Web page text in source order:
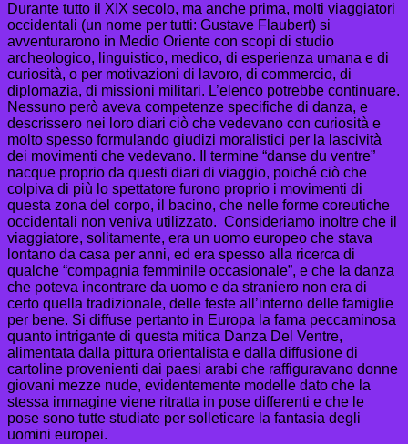
Durante tutto il XIX secolo, ma anche prima, molti viaggiatori
occidentali (un nome per tutti: Gustave Flaubert) si
avventurarono in Medio Oriente con scopi di studio
archeologico, linguistico, medico, di esperienza umana e di
curiosità, o per motivazioni di lavoro, di commercio, di
diplomazia, di missioni militari. L’elenco potrebbe continuare.
Nessuno però aveva competenze specifiche di danza, e
descrissero nei loro diari ciò che vedevano con curiosità e
molto spesso formulando giudizi moralistici per la lascività
dei movimenti che vedevano. Il termine “danse du ventre”
nacque proprio da questi diari di viaggio, poiché ciò che
colpiva di più lo spettatore furono proprio i movimenti di
questa zona del corpo, il bacino, che nelle forme coreutiche
occidentali non veniva utilizzato. Consideriamo inoltre che il
viaggiatore, solitamente, era un uomo europeo che stava
lontano da casa per anni, ed era spesso alla ricerca di
qualche “compagnia femminile occasionale”, e che la danza
che poteva incontrare da uomo e da straniero non era di
certo quella tradizionale, delle feste all’interno delle famiglie
per bene. Si diffuse pertanto in Europa la fama peccaminosa
quanto intrigante di questa mitica Danza Del Ventre,
alimentata dalla pittura orientalista e dalla diffusione di
cartoline provenienti dai paesi arabi che raffiguravano donne
giovani mezze nude, evidentemente modelle dato che la
stessa immagine viene ritratta in pose differenti e che le
pose sono tutte studiate per solleticare la fantasia degli
uomini europei.